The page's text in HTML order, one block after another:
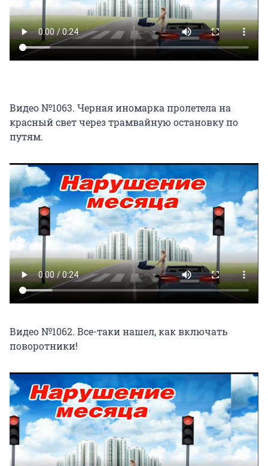
Видео №1063. Черная иномарка пролетела на
красный свет через трамвайную остановку по
путям.
Видео №1062. Все-таки нашел, как включать
поворотники!